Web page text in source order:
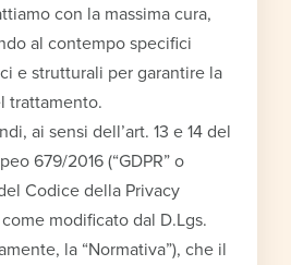
con la massima cura,
al contempo specifici
e strutturali per garantire la
trattamento.
ai sensi dell’art. 13 e 14 del
679/2016 (“GDPR” o
Codice della Privacy
come modificato dal D.Lgs.
la “Normativa”), che il